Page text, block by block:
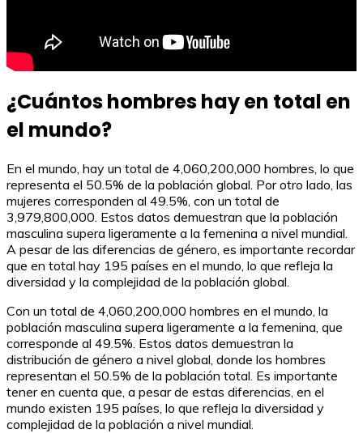
¿Cuántos hombres hay en total en
el mundo?
En el mundo, hay un total de 4,060,200,000 hombres, lo que
representa el 50.5% de la población global. Por otro lado, las
mujeres corresponden al 49.5%, con un total de
3,979,800,000. Estos datos demuestran que la población
masculina supera ligeramente a la femenina a nivel mundial.
A pesar de las diferencias de género, es importante recordar
que en total hay 195 países en el mundo, lo que refleja la
diversidad y la complejidad de la población global.
Con un total de 4,060,200,000 hombres en el mundo, la
población masculina supera ligeramente a la femenina, que
corresponde al 49.5%. Estos datos demuestran la
distribución de género a nivel global, donde los hombres
representan el 50.5% de la población total. Es importante
tener en cuenta que, a pesar de estas diferencias, en el
mundo existen 195 países, lo que refleja la diversidad y
complejidad de la población a nivel mundial.